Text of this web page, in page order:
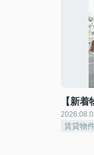
【新
賃貸物